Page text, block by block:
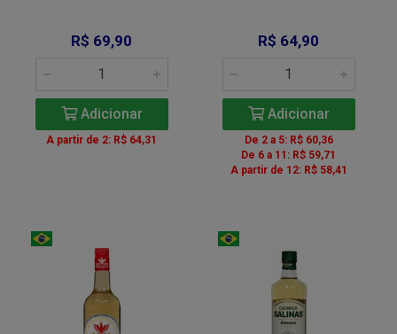
R$ 69,90
Adicionar
A partir de 2: R$ 64,31
R$ 64,90
Adicionar
De 2 a 5: R$ 60,36
De 6 a 11: R$ 59,71
A partir de 12: R$ 58,41